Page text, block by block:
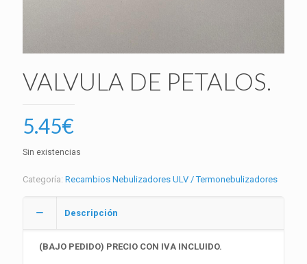
VALVULA DE PETALOS.
5.45€
Sin existencias
Categoría: Recambios Nebulizadores ULV / Termonebulizadores
Descripción
(BAJO PEDIDO) PRECIO CON IVA INCLUIDO.